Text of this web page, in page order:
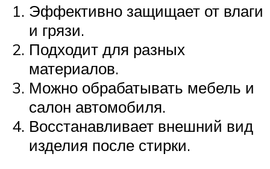
Эффективно защищает от влаги
и грязи.
Подходит для разных
материалов.
Можно обрабатывать мебель и
салон автомобиля.
Восстанавливает внешний вид
изделия после стирки.